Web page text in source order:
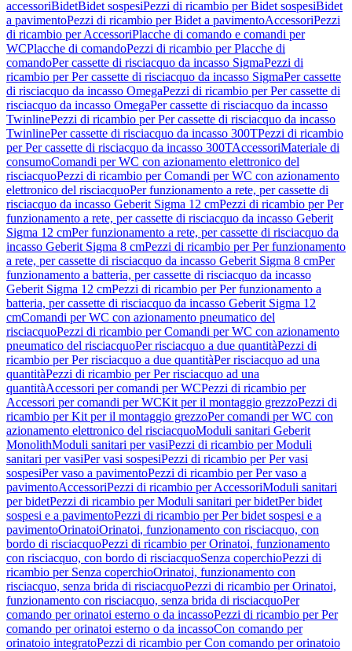
accessoriBidetBidet sospesiPezzi di ricambio per Bidet sospesiBidet
a pavimentoPezzi di ricambio per Bidet a pavimentoAccessoriPezzi
di ricambio per AccessoriPlacche di comando e comandi per
WCPlacche di comandoPezzi di ricambio per Placche di
comandoPer cassette di risciacquo da incasso SigmaPezzi di
ricambio per Per cassette di risciacquo da incasso SigmaPer cassette
di risciacquo da incasso OmegaPezzi di ricambio per Per cassette di
risciacquo da incasso OmegaPer cassette di risciacquo da incasso
TwinlinePezzi di ricambio per Per cassette di risciacquo da incasso
TwinlinePer cassette di risciacquo da incasso 300TPezzi di ricambio
per Per cassette di risciacquo da incasso 300TAccessoriMateriale di
consumoComandi per WC con azionamento elettronico del
risciacquoPezzi di ricambio per Comandi per WC con azionamento
elettronico del risciacquoPer funzionamento a rete, per cassette di
risciacquo da incasso Geberit Sigma 12 cmPezzi di ricambio per Per
funzionamento a rete, per cassette di risciacquo da incasso Geberit
Sigma 12 cmPer funzionamento a rete, per cassette di risciacquo da
incasso Geberit Sigma 8 cmPezzi di ricambio per Per funzionamento
a rete, per cassette di risciacquo da incasso Geberit Sigma 8 cmPer
funzionamento a batteria, per cassette di risciacquo da incasso
Geberit Sigma 12 cmPezzi di ricambio per Per funzionamento a
batteria, per cassette di risciacquo da incasso Geberit Sigma 12
cmComandi per WC con azionamento pneumatico del
risciacquoPezzi di ricambio per Comandi per WC con azionamento
pneumatico del risciacquoPer risciacquo a due quantitàPezzi di
ricambio per Per risciacquo a due quantitàPer risciacquo ad una
quantitàPezzi di ricambio per Per risciacquo ad una
quantitàAccessori per comandi per WCPezzi di ricambio per
Accessori per comandi per WCKit per il montaggio grezzoPezzi di
ricambio per Kit per il montaggio grezzoPer comandi per WC con
azionamento elettronico del risciacquoModuli sanitari Geberit
MonolithModuli sanitari per vasiPezzi di ricambio per Moduli
sanitari per vasiPer vasi sospesiPezzi di ricambio per Per vasi
sospesiPer vaso a pavimentoPezzi di ricambio per Per vaso a
pavimentoAccessoriPezzi di ricambio per AccessoriModuli sanitari
per bidetPezzi di ricambio per Moduli sanitari per bidetPer bidet
sospesi e a pavimentoPezzi di ricambio per Per bidet sospesi e a
pavimentoOrinatoiOrinatoi, funzionamento con risciacquo, con
bordo di risciacquoPezzi di ricambio per Orinatoi, funzionamento
con risciacquo, con bordo di risciacquoSenza coperchioPezzi di
ricambio per Senza coperchioOrinatoi, funzionamento con
risciacquo, senza brida di risciacquoPezzi di ricambio per Orinatoi,
funzionamento con risciacquo, senza brida di risciacquoPer
comando per orinatoi esterno o da incassoPezzi di ricambio per Per
comando per orinatoi esterno o da incassoCon comando per
orinatoio integratoPezzi di ricambio per Con comando per orinatoio